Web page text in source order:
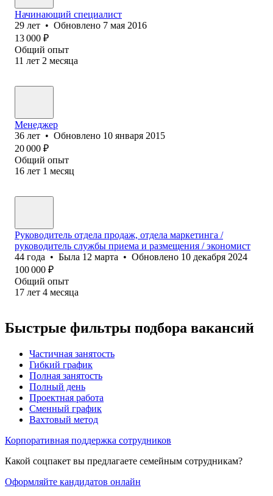
Начинающий специалист
29 лет • Обновлено 7 мая 2016
13 000 ₽
Общий опыт
11 лет 2 месяца
Менеджер
36 лет • Обновлено 10 января 2015
20 000 ₽
Общий опыт
16 лет 1 месяц
Руководитель отдела продаж, отдела маркетинга /
руководитель службы приема и размещения / экономист
44 года • Была 12 марта • Обновлено 10 декабря 2024
100 000 ₽
Общий опыт
17 лет 4 месяца
Быстрые фильтры подбора вакансий
Частичная занятость
Гибкий график
Полная занятость
Полный день
Проектная работа
Сменный график
Вахтовый метод
Корпоративная поддержка сотрудников
Какой соцпакет вы предлагаете семейным сотрудникам?
Оформляйте кандидатов онлайн